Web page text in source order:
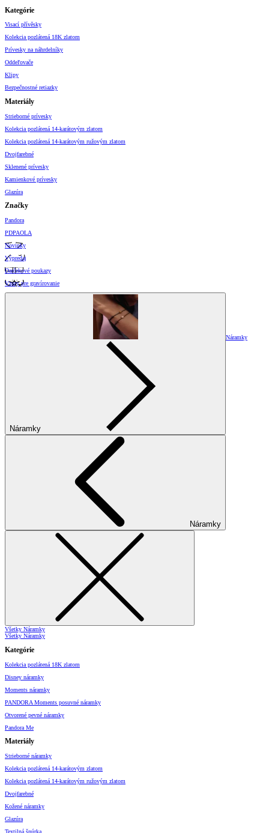
Kategórie
Visací přívěsky
Kolekcia pozlátená 18K zlatom
Prívesky na náhrdelníky
Oddeľovače
Klipy
Bezpečnostné retiazky
Materiály
Strieborné prívesky
Kolekcia pozlátená 14-karátovým zlatom
Kolekcia pozlátená 14-karátovým ružovým zlatom
Dvojfarebné
Sklenené prívesky
Kamienkové prívesky
Glazúra
Značky
Pandora
PDPAOLA
Novinky
Výpredaj
Darčekové poukazy
Vzory pre gravírovanie
Náramky
Náramky
Náramky
Všetky Náramky
Všetky Náramky
Kategórie
Kolekcia pozlátená 18K zlatom
Disney náramky
Moments náramky
PANDORA Moments posuvné náramky
Otvorené pevné náramky
Pandora Me
Materiály
Strieborné náramky
Kolekcia pozlátená 14-karátovým zlatom
Kolekcia pozlátená 14-karátovým ružovým zlatom
Dvojfarebné
Kožené náramky
Glazúra
Textilná šnúrka